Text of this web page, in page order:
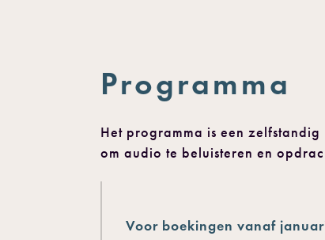
Programma
Het programma is een
om audio te beluisteren en
Voor boekingen vanaf